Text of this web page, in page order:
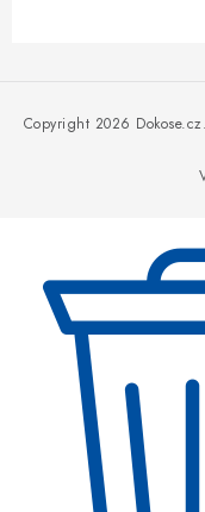
Copyright 2026 Dokose.cz